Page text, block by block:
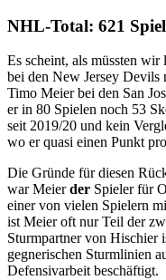
NHL-Total: 621
Es scheint, als müssten wir
bei den New Jersey Devils
Timo Meier bei den San
er in 80 Spielen noch 53
seit 2019/20 und kein
wo er quasi einen Punkt
Die Gründe für diesen
war Meierder Spieler für
einer von vielen Spielern
ist Meier oft nur Teil der
Sturmpartner von Hischier
gegnerischen Sturmlinien
Defensivarbeit beschäftigt.